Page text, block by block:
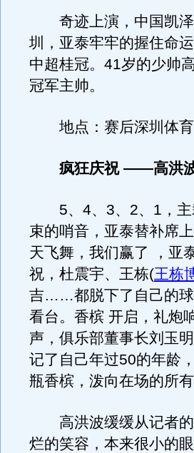
奇迹上演，中国凯泽
圳，亚泰牢牢的握住命
中超桂冠。41岁的少帅
冠军主帅。
地点：赛后深圳体
疯狂庆祝 ——高洪波
5、4、3、2、1，主
束的哨音，亚泰替补席
天飞舞，我们赢了 ，亚
祝，杜震宇、王栋(王栋
吉……都脱下了自己的球
看台。香槟 开启，礼炮
声，俱乐部董事长刘玉
记了自己年过50的年龄
瓶香槟，泼向在场的所有
高洪波缓缓从记者的
烂的笑容，本来很小的